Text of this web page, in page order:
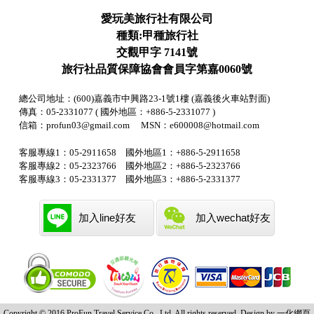
愛玩美旅行社有限公司
種類:甲種旅行社
交觀甲字 7141號
旅行社品質保障協會會員字第嘉0060號
總公司地址：(600)嘉義市中興路23-1號1樓 (嘉義後火車站對面)
傳真：05-2331077 ( 國外地區：+886-5-2331077 )
信箱：profun03@gmail.com MSN：e600008@hotmail.com
客服專線1：05-2911658 國外地區1：+886-5-2911658
客服專線2：05-2323766 國外地區2：+886-5-2323766
客服專線3：05-2331377 國外地區3：+886-5-2331377
加入line好友 加入wechat好友